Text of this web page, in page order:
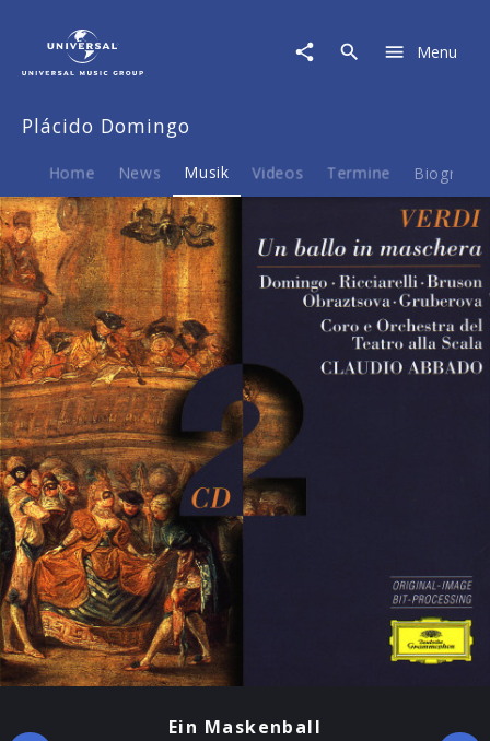
Domingo
Musik
Ein
Menu
Plácido Domingo
Home News Musik Videos Termine Biografie
Ein Maskenball